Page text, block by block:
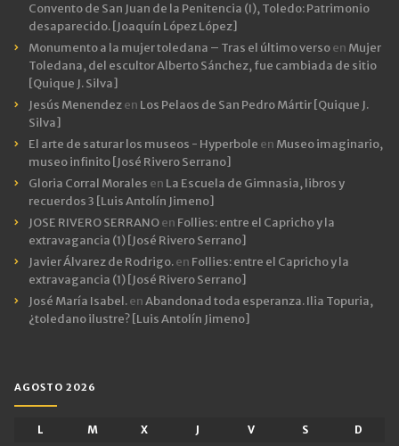
Convento de San Juan de la Penitencia (I), Toledo: Patrimonio
desaparecido. [Joaquín López López]
Monumento a la mujer toledana – Tras el último versoen Mujer
Toledana, del escultor Alberto Sánchez, fue cambiada de sitio
[Quique J. Silva]
Jesús Menendezen Los Pelaos de San Pedro Mártir [Quique J.
Silva]
El arte de saturar los museos - Hyperbole en Museo imaginario,
museo infinito [José Rivero Serrano]
Gloria Corral Morales en La Escuela de Gimnasia, libros y
recuerdos 3 [Luis Antolín Jimeno]
JOSE RIVERO SERRANOen Follies: entre el Capricho y la
extravagancia (1) [José Rivero Serrano]
Javier Álvarez de Rodrigo.en Follies: entre el Capricho y la
extravagancia (1) [José Rivero Serrano]
José María Isabel.enAbandonad toda esperanza. Ilia Topuria,
¿toledano ilustre? [Luis Antolín Jimeno]
AGOSTO 2026
L M X J V S
D